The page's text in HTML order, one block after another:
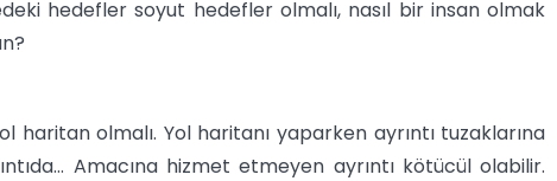
hedefler soyut hedefler olmalı, nasıl bir insan olmak
olmalı. Yol haritanı yaparken ayrıntı tuzaklarına
Amacına hizmet etmeyen ayrıntı kötücül olabilir.